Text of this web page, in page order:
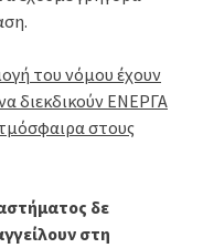
του νόμου έχουν
διεκδικούν ΕΝΕΡΓΑ
στους
δε
στη